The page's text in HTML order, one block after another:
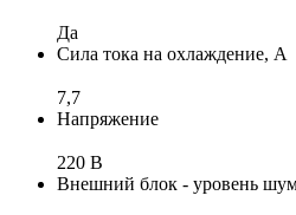
Да
Сила тока на охлаждение, А
7,7
Напряжение
220 В
Внешний блок - уровень